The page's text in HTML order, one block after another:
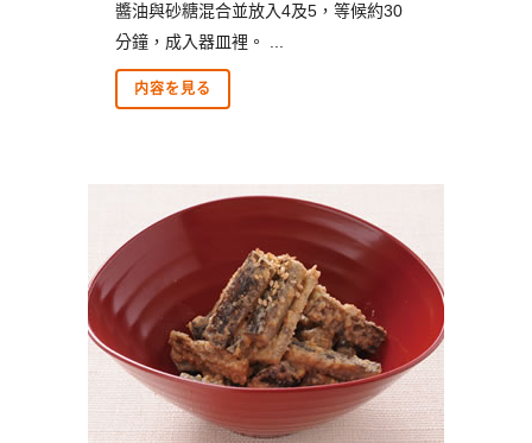
醬油與砂糖混合並放入4及5，等候約30
分鐘，成入器皿裡。 ...
内容を見る